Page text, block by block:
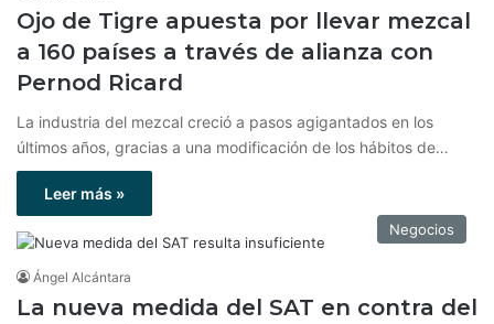
Ojo de Tigre apuesta por llevar mezcal
a 160 países a través de alianza con
Pernod Ricard
La industria del mezcal creció a pasos agigantados en los
últimos años, gracias a una modificación de los hábitos de…
Leer más »
Negocios
Ángel Alcántara
La nueva medida del SAT en contra del